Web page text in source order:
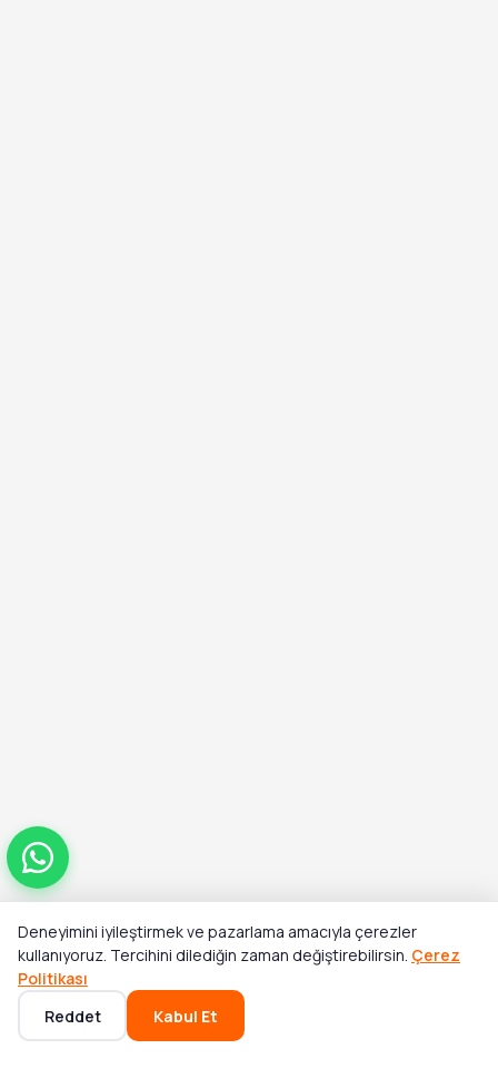
Toplam
₺37.617,00 Sepete Ekle
Ana Sayfa Kategoriler Sepet
Deneyimini iyileştirmek ve pazarlama amacıyla çerezler
kullanıyoruz. Tercihini dilediğin zaman değiştirebilirsin. Çerez
Politikası
Reddet
Kabul Et